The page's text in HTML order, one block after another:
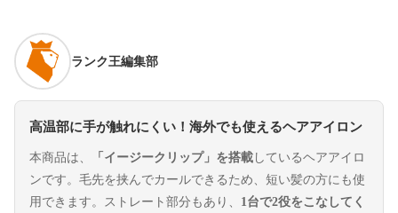
ランク王編集部
高温部に手が触れにくい！海外でも使えるヘアアイロン
本商品は、 「イージークリップ」を搭載 しているヘアアイロ
ンです。毛先を挟んでカールできるため、短い髪の方にも使
用できます。ストレート部分もあり、 1台で2役をこなしてく